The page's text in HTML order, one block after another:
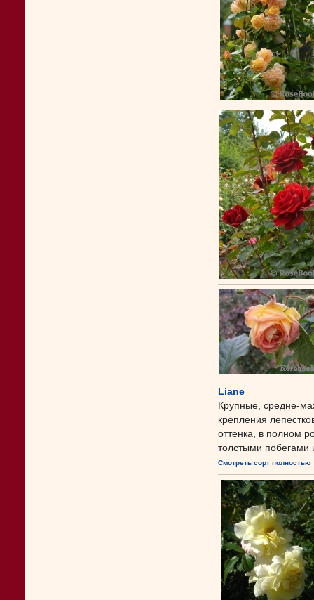
Liane
Крупные, средне-
крепления
оттенка, в полном
толстыми побегами
Смотреть сорт полностью